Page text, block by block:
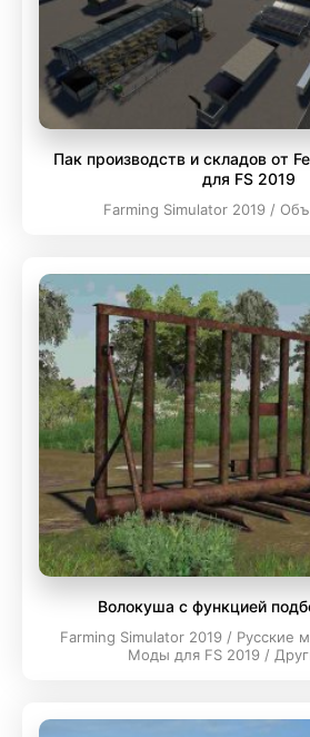
Пак производств и складов от
для FS 2019
Farming Simulator 2019 /
Волокуша с функцией
Farming Simulator 2019 / Русские
Моды для FS 2019 /